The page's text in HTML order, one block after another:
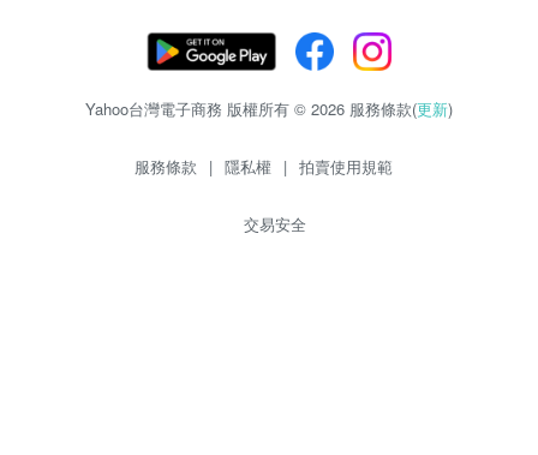
Yahoo台灣電子商務 版權所有 © 2026 服務條款(更新)
服務條款 | 隱私權 | 拍賣使用規範
交易安全